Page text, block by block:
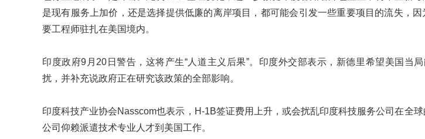
是现有服务上加价，还是选择提供低廉的离岸项目，都可能会引发一些重要项目的流失，
要工程师驻扎在美国境内。
印度政府9月20日警告，这将产生“人道主义后果”。印度外交部表示，新德里希望美国当局
扰，并补充说政府正在研究该政策的全部影响。
印度科技产业协会Nasscom也表示，H-1B签证费用上升，或会扰乱印度科技服务公司在全
公司仰赖派遣技术专业人才到美国工作。